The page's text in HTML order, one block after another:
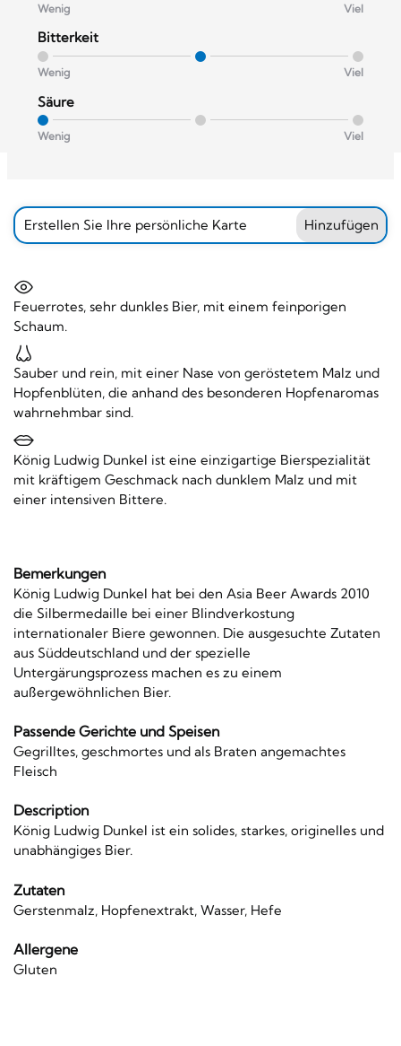
Wenig Viel
Bitterkeit
Wenig Viel
Säure
Wenig Viel
Erstellen Sie Ihre persönliche Karte Hinzufügen
Feuerrotes, sehr dunkles Bier, mit einem feinporigen
Schaum.
Sauber und rein, mit einer Nase von geröstetem Malz und
Hopfenblüten, die anhand des besonderen Hopfenaromas
wahrnehmbar sind.
König Ludwig Dunkel ist eine einzigartige Bierspezialität
mit kräftigem Geschmack nach dunklem Malz und mit
einer intensiven Bittere.
Bemerkungen
König Ludwig Dunkel hat bei den Asia Beer Awards 2010
die Silbermedaille bei einer Blindverkostung
internationaler Biere gewonnen. Die ausgesuchte Zutaten
aus Süddeutschland und der spezielle
Untergärungsprozess machen es zu einem
außergewöhnlichen Bier.
Passende Gerichte und Speisen
Gegrilltes, geschmortes und als Braten angemachtes
Fleisch
Description
König Ludwig Dunkel ist ein solides, starkes, originelles und
unabhängiges Bier.
Zutaten
Gerstenmalz, Hopfenextrakt, Wasser, Hefe
Allergene
Gluten